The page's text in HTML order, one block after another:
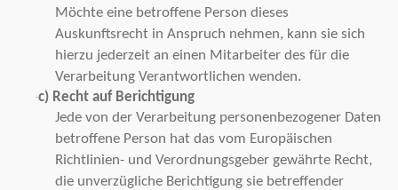
Möchte eine betroffene Person dieses
Auskunftsrecht in Anspruch nehmen, kann sie sich
hierzu jederzeit an einen Mitarbeiter des für die
Verarbeitung Verantwortlichen wenden.
·c) Recht auf Berichtigung
Jede von der Verarbeitung personenbezogener Daten
betroffene Person hat das vom Europäischen
Richtlinien- und Verordnungsgeber gewährte Recht,
die unverzügliche Berichtigung sie betreffender